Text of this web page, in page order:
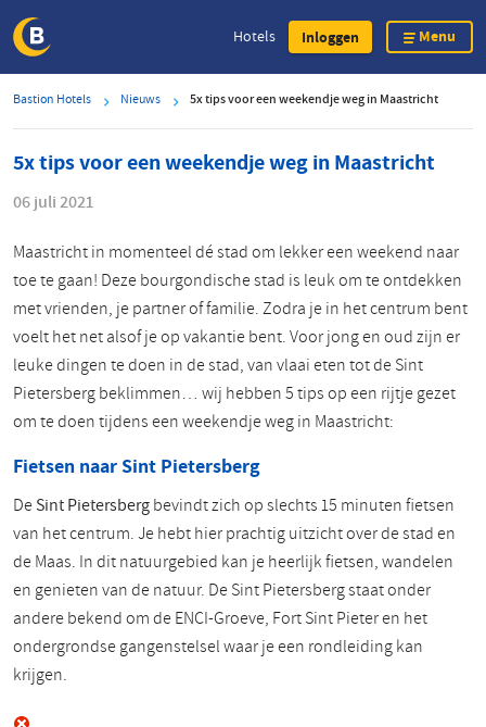
de
inhoud
Hotels Inloggen Menu
Bastion Hotels Nieuws 5x tips voor een weekendje weg in Maastricht
5x tips voor een weekendje weg in Maastricht
06 juli 2021
Maastricht in momenteel dé stad om lekker een weekend naar
toe te gaan! Deze bourgondische stad is leuk om te ontdekken
met vrienden, je partner of familie. Zodra je in het centrum bent
voelt het net alsof je op vakantie bent. Voor jong en oud zijn er
leuke dingen te doen in de stad, van vlaai eten tot de Sint
Pietersberg beklimmen… wij hebben 5 tips op een rijtje gezet
om te doen tijdens een weekendje weg in Maastricht:
Fietsen naar Sint Pietersberg
DeSint Pietersbergbevindt zich op slechts 15 minuten fietsen
van het centrum. Je hebt hier prachtig uitzicht over de stad en
de Maas. In dit natuurgebied kan je heerlijk fietsen, wandelen
en genieten van de natuur. De Sint Pietersberg staat onder
andere bekend om de ENCI-Groeve, Fort Sint Pieter en het
ondergrondse gangenstelsel waar je een rondleiding kan
krijgen.